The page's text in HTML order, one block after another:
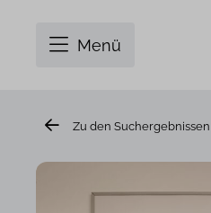
Menü
Zu den Suchergebnissen